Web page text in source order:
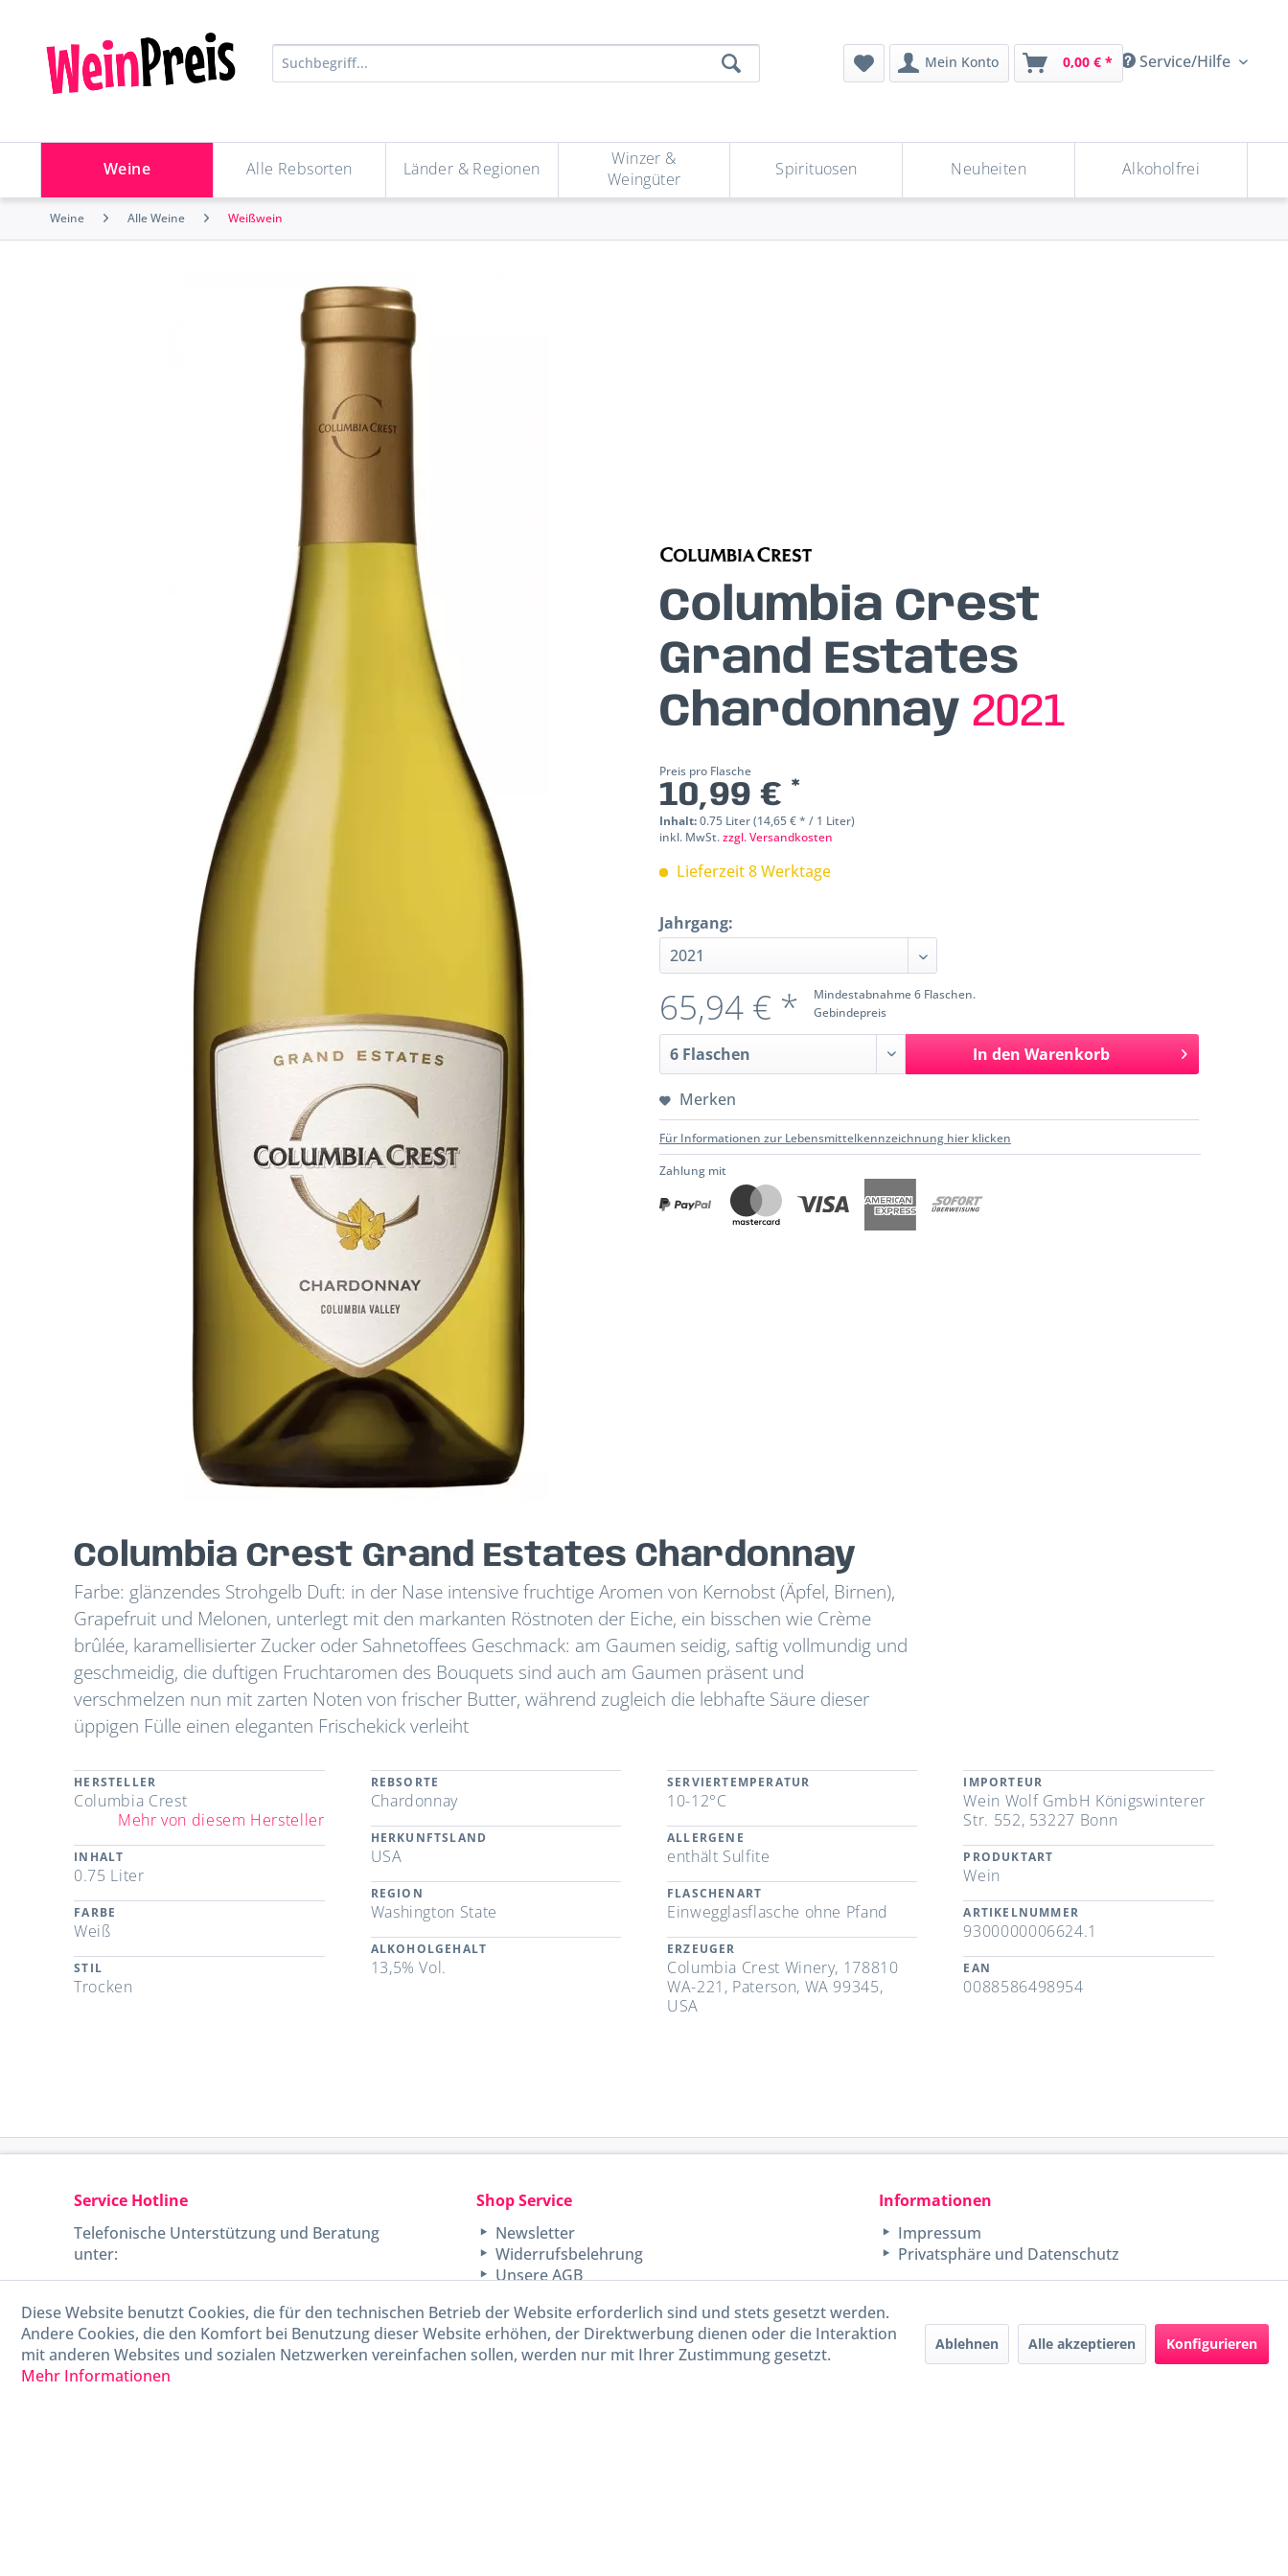
Service/Hilfe
Mein Konto 0,00 € *
Weine Alle Rebsorten Länder & Regionen
Winzer &
Weingüter
Spirituosen Neuheiten Alkoholfrei
Weine Alle Weine Weißwein
Columbia Crest
Grand Estates
Chardonnay 2021
Preis pro Flasche
10,99 € *
Inhalt:0.75 Liter (14,65 € * / 1 Liter)
inkl. MwSt.zzgl. Versandkosten
Lieferzeit 8 Werktage
Jahrgang:
Mindestabnahme 6 Flaschen.
Gebindepreis
65,94 € *
In den Warenkorb
Merken
Für Informationen zur Lebensmittelkennzeichnung hier klicken
Zahlung mit
Columbia Crest Grand Estates Chardonnay
Farbe: glänzendes Strohgelb Duft: in der Nase intensive fruchtige Aromen von Kernobst (Äpfel, Birnen),
Grapefruit und Melonen, unterlegt mit den markanten Röstnoten der Eiche, ein bisschen wie Crème
brûlée, karamellisierter Zucker oder Sahnetoffees Geschmack: am Gaumen seidig, saftig vollmundig und
geschmeidig, die duftigen Fruchtaromen des Bouquets sind auch am Gaumen präsent und
verschmelzen nun mit zarten Noten von frischer Butter, während zugleich die lebhafte Säure dieser
üppigen Fülle einen eleganten Frischekick verleiht
HERSTELLER
Columbia Crest
Mehr von diesem Hersteller
INHALT
0.75 Liter
FARBE
Weiß
STIL
Trocken
REBSORTE
Chardonnay
HERKUNFTSLAND
USA
REGION
Washington State
ALKOHOLGEHALT
13,5% Vol.
SERVIERTEMPERATUR
10-12°C
ALLERGENE
enthält Sulfite
FLASCHENART
Einwegglasflasche ohne Pfand
ERZEUGER
Columbia Crest Winery, 178810
WA-221, Paterson, WA 99345,
USA
IMPORTEUR
Wein Wolf GmbH Königswinterer
Str. 552, 53227 Bonn
PRODUKTART
Wein
ARTIKELNUMMER
9300000006624.1
EAN
0088586498954
Service Hotline
Telefonische Unterstützung und Beratung
unter:
040-880 99 770
Mo-Fr, 09:00 - 15:00 Uhr
Shop Service
Newsletter
Widerrufsbelehrung
Unsere AGB
Informationen
Impressum
Privatsphäre und Datenschutz
Diese Website benutzt Cookies, die für den technischen Betrieb der Website erforderlich sind und stets gesetzt werden.
Andere Cookies, die den Komfort bei Benutzung dieser Website erhöhen, der Direktwerbung dienen oder die Interaktion
mit anderen Websites und sozialen Netzwerken vereinfachen sollen, werden nur mit Ihrer Zustimmung gesetzt.
Mehr Informationen
Ablehnen Alle akzeptieren Konfigurieren